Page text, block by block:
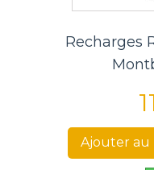
Recharges
Ajouter au